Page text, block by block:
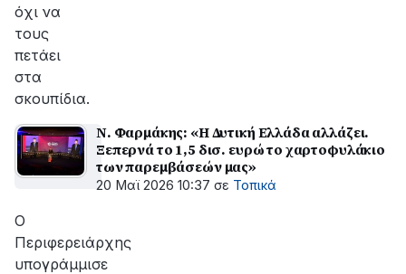
όχι να
τους
πετάει
στα
σκουπίδια.
Ν. Φαρμάκης: «Η Δυτική Ελλάδα αλλάζει.
Ξεπερνά το 1,5 δισ. ευρώ το χαρτοφυλάκιο
των παρεμβάσεών μας»
20 Μαϊ 2026 10:37 σε Τοπικά
Ο
Περιφερειάρχης
υπογράμμισε